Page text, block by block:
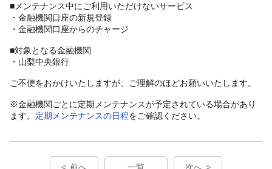
■メンテナンス中にご利用いただけないサービス
・金融機関口座の新規登録
・金融機関口座からのチャージ
■対象となる金融機関
・山梨中央銀行
ご不便をおかけいたしますが、ご理解のほどお願いいたします。
※金融機関ごとに定期メンテナンスが予定されている場合があり
ます。 定期メンテナンスの日程をご確認ください。
前へ 一覧 次へ